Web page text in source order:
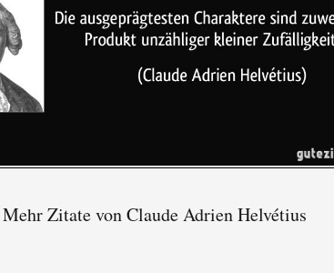
Mehr Zitate von Claude Adrien Helvétius